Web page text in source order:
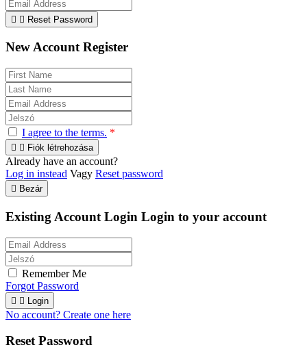
  Reset Password
New Account Register
I agree to the terms. *
  Fiók létrehozása
Already have an account?
Log in instead Vagy Reset password
 Bezár
Existing Account Login Login to your account
Remember Me
Forgot Password
  Login
No account? Create one here
Reset Password